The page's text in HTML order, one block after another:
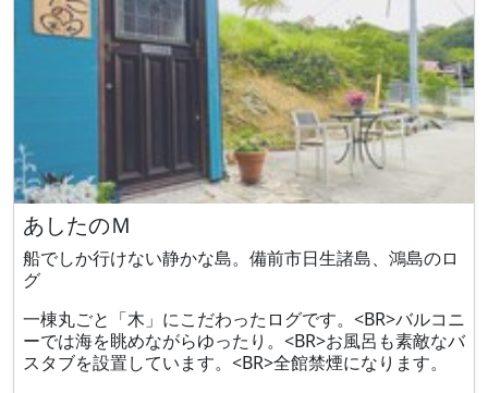
あしたのＭ
船でしか行けない静かな島。備前市日生諸島、鴻島のロ
グ
一棟丸ごと「木」にこだわったログです。<BR>バルコニ
ーでは海を眺めながらゆったり。<BR>お風呂も素敵なバ
スタブを設置しています。<BR>全館禁煙になります。